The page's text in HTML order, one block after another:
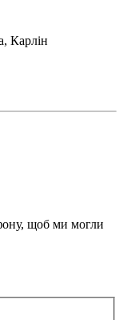
Карлін
щоб ми могли